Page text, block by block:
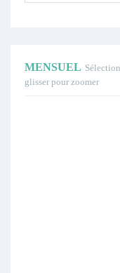
MENSUEL
glisser pour zoomer